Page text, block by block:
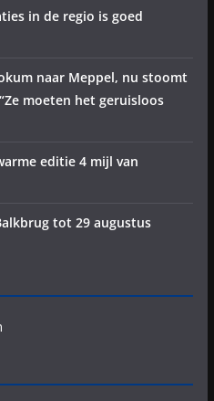
in de regio is goed
naar Meppel, nu stoomt
moeten het geruisloos
editie 4 mijl van
tot 29 augustus